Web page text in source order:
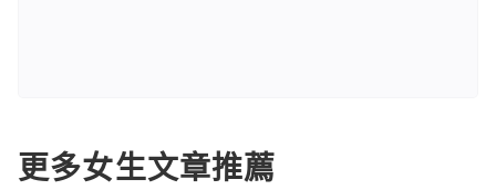
更多女生文章推薦